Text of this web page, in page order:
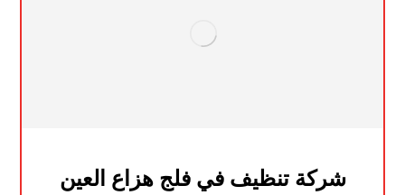
شركة تنظيف في فلج هزاع العين